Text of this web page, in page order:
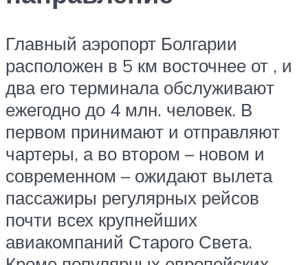
Главный аэропорт Болгарии
расположен в 5 км восточнее от , и
два его терминала обслуживают
ежегодно до 4 млн. человек. В
первом принимают и отправляют
чартеры, а во втором – новом и
современном – ожидают вылета
пассажиры регулярных рейсов
почти всех крупнейших
авиакомпаний Старого Света.